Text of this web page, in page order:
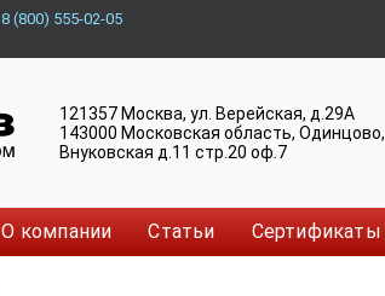
8 (800) 555-02-05
121357 Москва, ул. Верейская, д.29А
143000 Московская область, Одинцово,
Внуковская д.11 стр.20 оф.7
О компании Статьи Сертификаты